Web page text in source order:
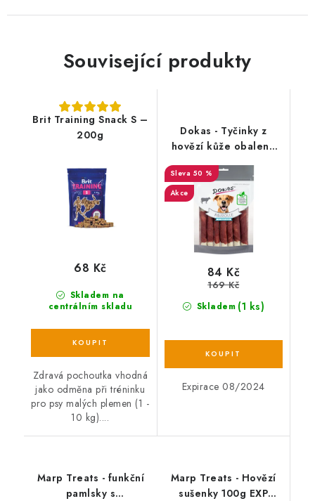
Související produkty
Brit Training Snack S –
200g
Skladem na
centrálním skladu
68 Kč
Zdravá pochoutka vhodná
jako odměna při tréninku
pro psy malých plemen (1 -
10 kg)....
Dokas - Tyčinky z
hovězí kůže obalené
hovězím 190g
50 %
Akce
Skladem (1 ks)
84 Kč
169 Kč
Expirace 08/2024
Marp Treats - funkční
pamlsky s
Marp Treats - Hovězí
sušenky 100g EXP